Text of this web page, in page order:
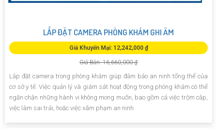
LẮP ĐẶT CAMERA PHÒNG KHÁM GHI ÂM
Giá Khuyến Mại: 12,242,000 ₫
Giá Bán: 16,660,000 ₫
Lắp đặt camera trong phòng khám giúp đảm bảo an ninh tổng thể của
cơ sở y tế. Việc quản lý và giám sát hoạt động trong phòng khám có thể
ngăn chặn những hành vi không mong muốn, bao gồm cả việc trộm cắp,
việc làm sai trái, hoặc việc xâm phạm an ninh